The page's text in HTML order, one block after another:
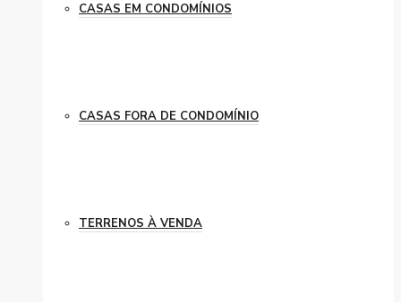
CASAS EM CONDOMÍNIOS
CASAS FORA DE CONDOMÍNIO
TERRENOS À VENDA